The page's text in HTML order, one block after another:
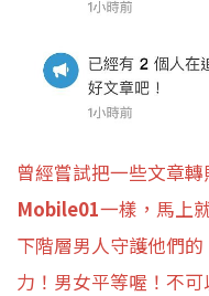
曾經嘗試把一些文章轉
Mobile01一樣，馬上
下階層男人守護他們的
力！男女平等喔！不